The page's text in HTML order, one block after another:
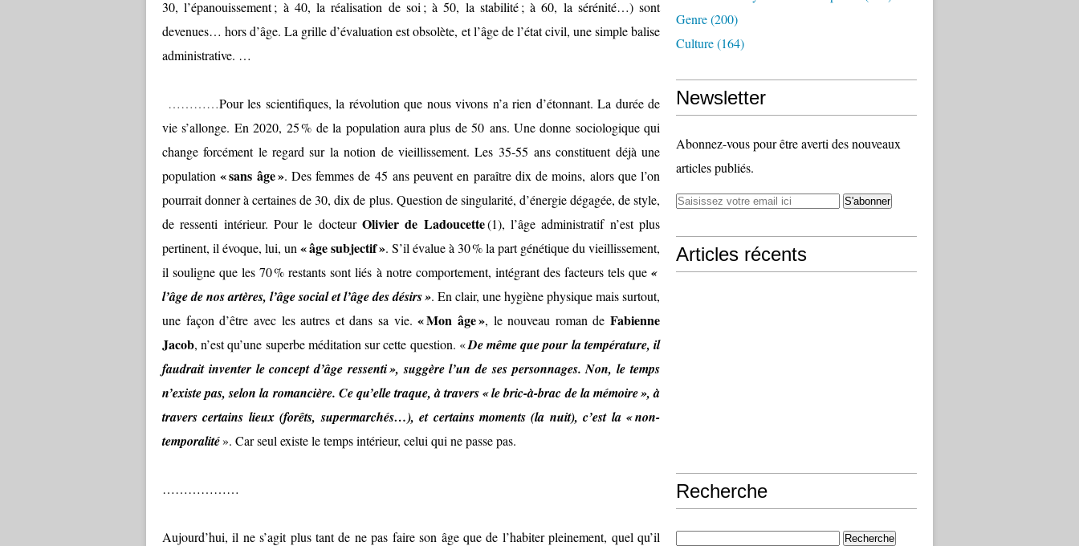
30, l’épanouissement ; à 40, la réalisation de soi ; à 50, la stabilité ; à 60, la sérénité…) sont
devenues… hors d’âge. La grille d’évaluation est obsolète, et l’âge de l’état civil, une simple balise
administrative. …
…………Pour les scientifiques, la révolution que nous vivons n’a rien d’étonnant. La durée de
vie s’allonge. En 2020, 25 % de la population aura plus de 50 ans. Une donne sociologique qui
change forcément le regard sur la notion de vieillissement. Les 35-55 ans constituent déjà une
population « sans âge ». Des femmes de 45 ans peuvent en paraître dix de moins, alors que l’on
pourrait donner à certaines de 30, dix de plus. Question de singularité, d’énergie dégagée, de style,
de ressenti intérieur. Pour le docteur Olivier de Ladoucette(1), l’âge administratif n’est plus
pertinent, il évoque, lui, un « âge subjectif ». S’il évalue à 30 % la part génétique du vieillissement,
il souligne que les 70 % restants sont liés à notre comportement, intégrant des facteurs tels que «
l’âge de nos artères, l’âge social et l’âge des désirs ». En clair, une hygiène physique mais surtout,
une façon d’être avec les autres et dans sa vie.« Mon âge », le nouveau roman de Fabienne
Jacob, n’est qu’une superbe méditation sur cette question. «De même que pour la température, il
faudrait inventer le concept d’âge ressenti », suggère l’un de ses personnages. Non, le temps
n’existe pas, selon la romancière. Ce qu’elle traque, à travers « le bric-à-brac de la mémoire », à
travers certains lieux (forêts, supermarchés…), et certains moments (la nuit), c’est la « non-
temporalité». Car seul existe le temps intérieur, celui qui ne passe pas.
………………
Aujourd’hui, il ne s’agit plus tant de ne pas faire son âge que de l’habiter pleinement, quel qu’il
Genre(200)
Culture(164)
Newsletter
Abonnez-vous pour être averti des nouveaux
articles publiés.
Articles récents
Recherche